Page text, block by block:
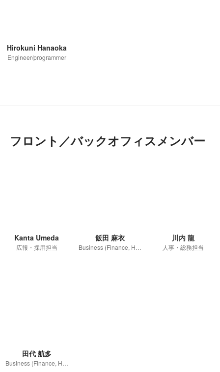
Hirokuni Hanaoka
Engineer/programmer
フロント／バックオフィスメンバー
Kanta Umeda
広報・採用担当
飯田 麻衣 川内 龍
人事・総務担当
田代 航多